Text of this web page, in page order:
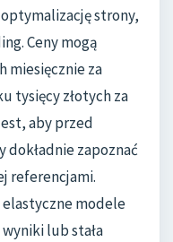
strony,
Ceny mogą
miesięcznie za
tysięcy złotych za
aby przed
dokładnie zapoznać
referencjami.
modele
lub stała